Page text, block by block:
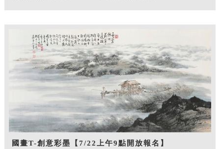
國畫T-創意彩墨【7/22上午9點開放報名】